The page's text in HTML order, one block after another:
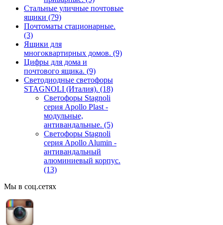
Стальные уличные почтовые
ящики (79)
Почтоматы стационарные.
(3)
Ящики для
многоквартирных домов. (9)
Цифры для дома и
почтового ящика. (9)
Светодиодные светофоры
STAGNOLI (Италия). (18)
Светофоры Stagnoli
серия Apollo Plast -
модульные,
антивандальные. (5)
Светофоры Stagnoli
серия Apollo Alumin -
антивандальный
алюминиевый корпус.
(13)
Мы в соц.сетях